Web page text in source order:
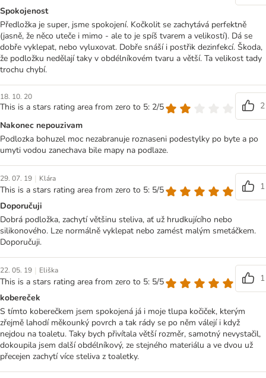
Spokojenost
Předložka je super, jsme spokojení. Kočkolit se zachytává perfektně
(jasně, že něco uteče i mimo - ale to je spíš tvarem a velikostí). Dá se
dobře vyklepat, nebo vyluxovat. Dobře snáší i postřik dezinfekcí. Škoda,
že podložku nedělají taky v obdélníkovém tvaru a větší. Ta velikost tady
trochu chybí.
18. 10. 20
This is a stars rating area from zero to 5: 2/5
2
Nakonec nepouzivam
Podlozka bohuzel moc nezabranuje roznaseni podestylky po byte a po
umyti vodou zanechava bile mapy na podlaze.
29. 07. 19 | Klára
This is a stars rating area from zero to 5: 5/5
1
Doporučuji
Dobrá podložka, zachytí většinu steliva, ať už hrudkujícího nebo
silikonového. Lze normálně vyklepat nebo zamést malým smetáčkem.
Doporučuji.
22. 05. 19 | Eliška
This is a stars rating area from zero to 5: 5/5
1
kobereček
S tímto koberečkem jsem spokojená já i moje tlupa kočiček, kterým
zřejmě lahodí měkounký povrch a tak rády se po něm válejí i když
nejdou na toaletu. Taky bych přivítala větší rozměr, samotný nevystačil,
dokoupila jsem další obdélníkový, ze stejného materiálu a ve dvou už
přecejen zachytí více steliva z toaletky.